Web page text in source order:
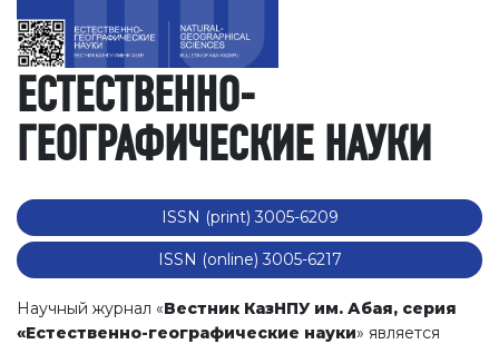
ЕСТЕСТВЕННО-
ГЕОГРАФИЧЕСКИЕ НАУКИ
ISSN (print) 3005-6209
ISSN (online) 3005-6217
Научный журнал «Вестник КазНПУ им. Абая, серия
«Естественно-географические науки» является